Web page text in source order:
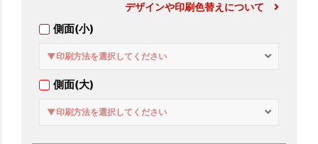
デザインや印刷色替えについて
側面(小)
▼印刷方法を選択してください
側面(大)
▼印刷方法を選択してください